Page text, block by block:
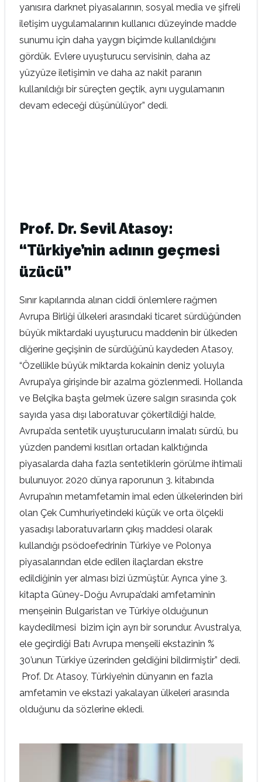
yanısıra darknet piyasalarının, sosyal media ve şifreli
iletişim uygulamalarının kullanıcı düzeyinde madde
sunumu için daha yaygın biçimde kullanıldığını
gördük. Evlere uyuşturucu servisinin, daha az
yüzyüze iletişimin ve daha az nakit paranın
kullanıldığı bir süreçten geçtik, aynı uygulamanın
devam edeceği düşünülüyor” dedi.
Prof. Dr. Sevil Atasoy:
“Türkiye’nin adının geçmesi
üzücü”
Sınır kapılarında alınan ciddi önlemlere rağmen
Avrupa Birliği ülkeleri arasındaki ticaret sürdüğünden
büyük miktardaki uyuşturucu maddenin bir ülkeden
diğerine geçişinin de sürdüğünü kaydeden Atasoy,
“Özellikle büyük miktarda kokainin deniz yoluyla
Avrupa’ya girişinde bir azalma gözlenmedi. Hollanda
ve Belçika başta gelmek üzere salgın sırasında çok
sayıda yasa dışı laboratuvar çökertildiği halde,
Avrupa’da sentetik uyuşturucuların imalatı sürdü, bu
yüzden pandemi kısıtları ortadan kalktığında
piyasalarda daha fazla sentetiklerin görülme ihtimali
bulunuyor. 2020 dünya raporunun 3. kitabında
Avrupa’nın metamfetamin imal eden ülkelerinden biri
olan Çek Cumhuriyetindeki küçük ve orta ölçekli
yasadışı laboratuvarların çıkış maddesi olarak
kullandığı psödoefedrinin Türkiye ve Polonya
piyasalarından elde edilen ilaçlardan ekstre
edildiğinin yer alması bizi üzmüştür. Ayrıca yine 3.
kitapta Güney-Doğu Avrupa’daki amfetaminin
menşeinin Bulgaristan ve Türkiye olduğunun
kaydedilmesi bizim için ayrı bir sorundur. Avustralya,
ele geçirdiği Batı Avrupa menşeili ekstazinin %
30’unun Türkiye üzerinden geldiğini bildirmiştir” dedi.
Prof. Dr. Atasoy, Türkiye’nin dünyanın en fazla
amfetamin ve ekstazi yakalayan ülkeleri arasında
olduğunu da sözlerine ekledi.